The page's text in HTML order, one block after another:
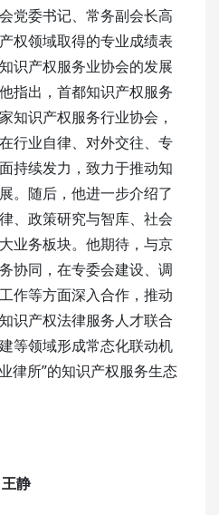
党委书记、常务副会长高
权领域取得的专业成绩表
识产权服务业协会的发展
指出，首都知识产权服务
知识产权服务行业协会，
行业自律、对外交往、专
持续发力，致力于推动知
。随后，他进一步介绍了
、政策研究与智库、社会
业务板块。他期待，与京
协同，在专委会建设、调
作等方面深入合作，推动
识产权法律服务人才联合
等领域形成常态化联动机
律所”的知识产权服务生态
王静